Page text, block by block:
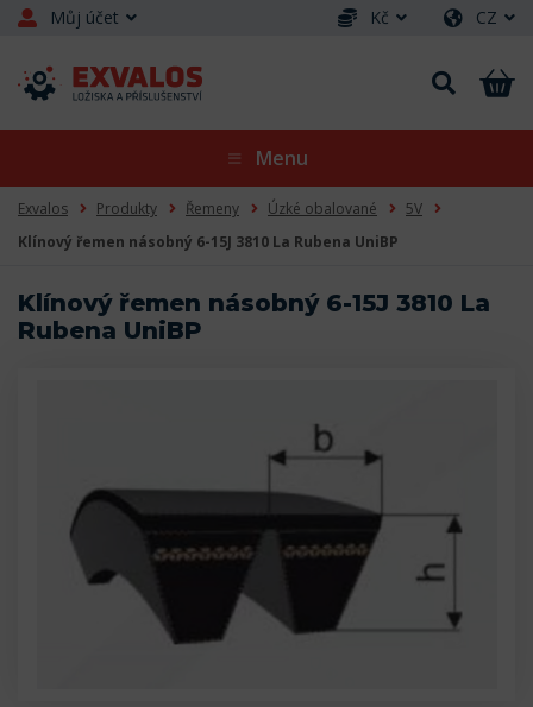
Můj účet Kč CZ
Menu
Exvalos Produkty Řemeny Úzké obalované
5V
Klínový řemen násobný 6-15J 3810 La Rubena UniBP
Klínový řemen násobný 6-15J 3810 La
Rubena UniBP